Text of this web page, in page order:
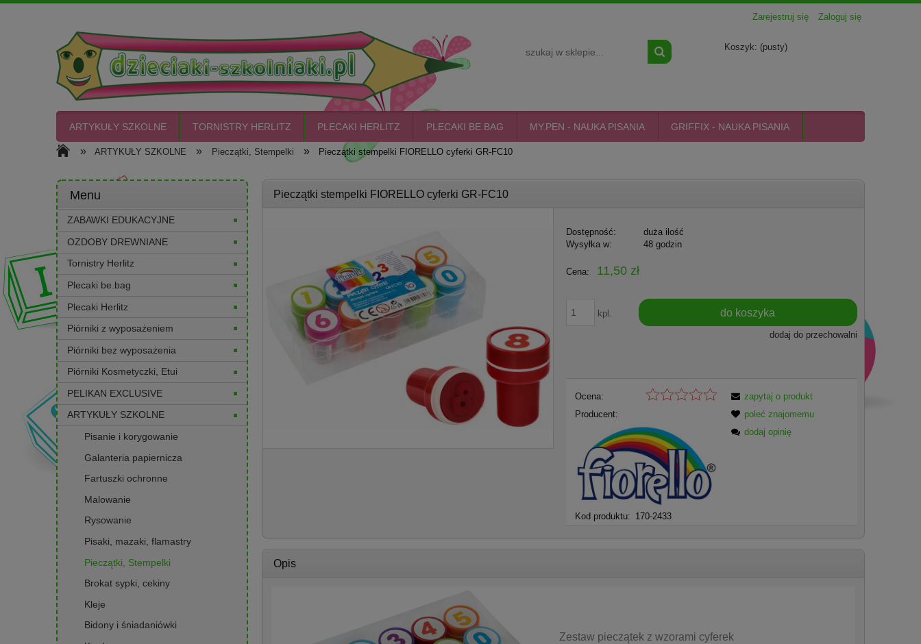
Zarejestruj się Zaloguj się
Koszyk: (pusty)
ARTYKUŁY SZKOLNE TORNISTRY HERLITZ PLECAKI HERLITZ PLECAKI BE.BAG MY.PEN - NAUKA PISANIA GRIFFIX - NAUKA PISANIA
CIASTO PLASTO
» ARTYKUŁY SZKOLNE » Pieczątki, Stempelki » Pieczątki stempelki FIORELLO cyferki GR-FC10
Menu
ZABAWKI EDUKACYJNE
OZDOBY DREWNIANE
Tornistry Herlitz
Plecaki be.bag
Plecaki Herlitz
Piórniki z wyposażeniem
Piórniki bez wyposażenia
Piórniki Kosmetyczki, Etui
PELIKAN EXCLUSIVE
ARTYKUŁY SZKOLNE
Pisanie i korygowanie
Galanteria papiernicza
Fartuszki ochronne
Malowanie
Rysowanie
Pisaki, mazaki, flamastry
Pieczątki, Stempelki
Brokat sypki, cekiny
Kleje
Bidony i śniadaniówki
Pieczątki stempelki FIORELLO cyferki GR-FC10
Dostępność:
duża ilość
Wysyłka w:
48 godzin
Cena: 11,50 zł
kpl. do koszyka
dodaj do przechowalni
Ocena:
Producent:
Kod produktu: 170-2433
zapytaj o produkt
poleć znajomemu
dodaj opinię
Opis
Zestaw pieczątek z wzorami cyferek